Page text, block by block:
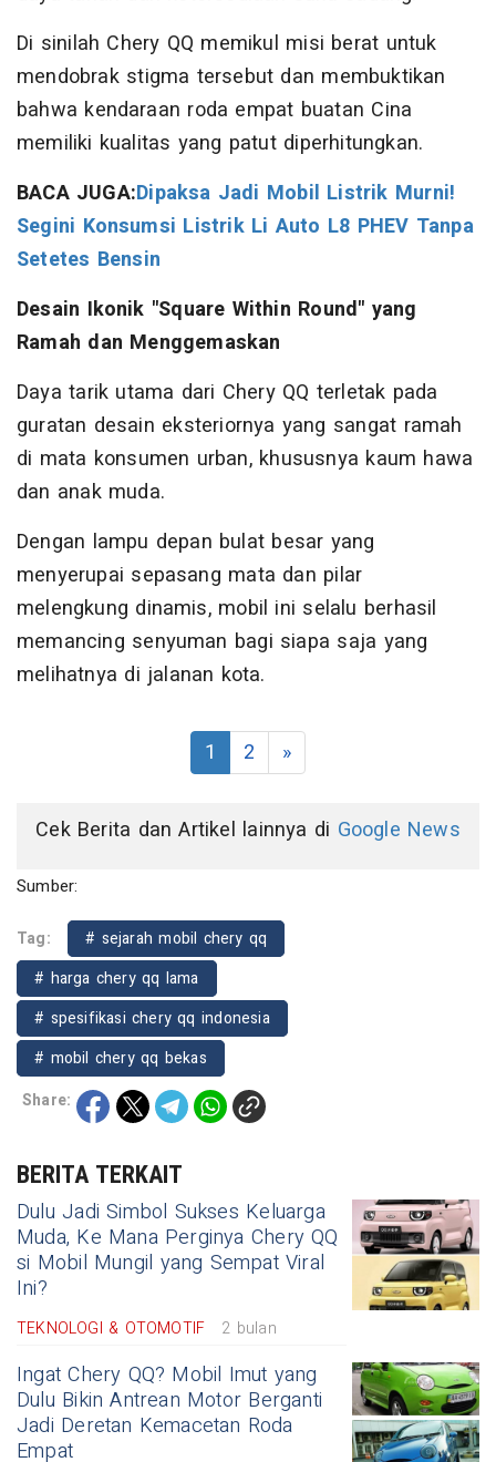
Di sinilah Chery QQ memikul misi berat untuk
mendobrak stigma tersebut dan membuktikan
bahwa kendaraan roda empat buatan Cina
memiliki kualitas yang patut diperhitungkan.
BACA JUGA:Dipaksa Jadi Mobil Listrik Murni!
Segini Konsumsi Listrik Li Auto L8 PHEV Tanpa
Setetes Bensin
Desain Ikonik "Square Within Round" yang
Ramah dan Menggemaskan
Daya tarik utama dari Chery QQ terletak pada
guratan desain eksteriornya yang sangat ramah
di mata konsumen urban, khususnya kaum hawa
dan anak muda.
Dengan lampu depan bulat besar yang
menyerupai sepasang mata dan pilar
melengkung dinamis, mobil ini selalu berhasil
memancing senyuman bagi siapa saja yang
melihatnya di jalanan kota.
1 2 »
Cek Berita dan Artikel lainnya di Google News
Sumber:
Tag:
# sejarah mobil chery qq
# harga chery qq lama
# spesifikasi chery qq indonesia
# mobil chery qq bekas
Share:
BERITA TERKAIT
Dulu Jadi Simbol Sukses Keluarga
Muda, Ke Mana Perginya Chery QQ
si Mobil Mungil yang Sempat Viral
Ini?
TEKNOLOGI & OTOMOTIF 2 bulan
Ingat Chery QQ? Mobil Imut yang
Dulu Bikin Antrean Motor Berganti
Jadi Deretan Kemacetan Roda
Empat